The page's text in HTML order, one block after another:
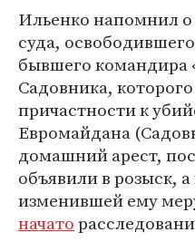
Ильенко напомнил
суда,
бывшего командира
Садовника,
причастности к
Евромайдана
домашний арест,
объявили в розыск,
изменившей ему
начато